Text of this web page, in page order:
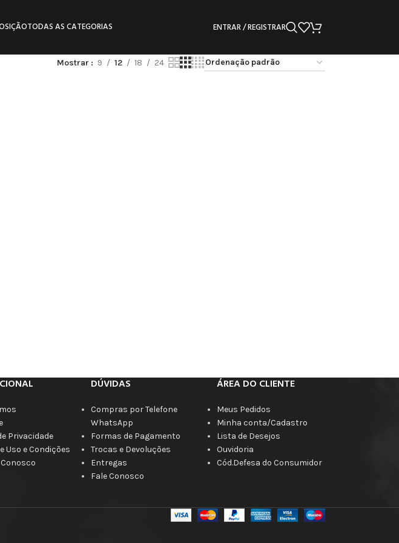
TODAS AS CATEGORIAS ENTRAR / REGISTRAR
Mostrar 9 12 18 24
Privacidade
Uso e Condições
DÚVIDAS
Compras por Telefone
WhatsApp
Formas de Pagamento
Trocas e Devoluções
Entregas
Fale Conosco
ÁREA DO CLIENTE
Meus Pedidos
Minha conta/Cadastro
Lista de Desejos
Ouvidoria
Cód.Defesa do Consumidor